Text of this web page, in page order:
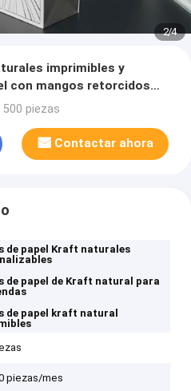
2/4
imprimibles y
con mangos retorcidos
de bolsas de
500 piezas
Contactar ahora
de papel Kraft naturales
de papel de Kraft natural para
de papel kraft natural
piezas/mes